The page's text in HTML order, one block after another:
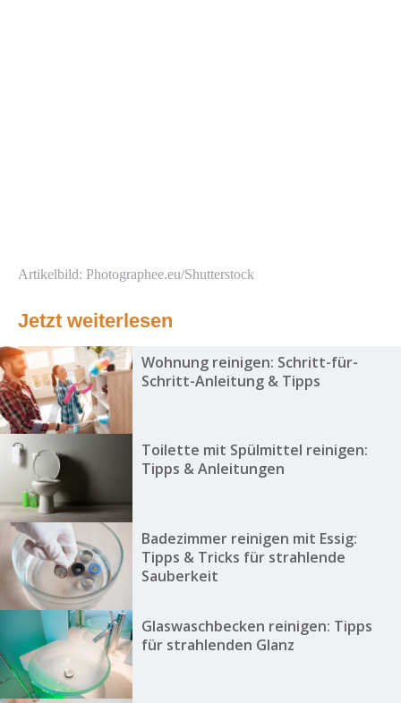
Artikelbild: Photographee.eu/Shutterstock
Jetzt weiterlesen
Wohnung reinigen: Schritt-für-
Schritt-Anleitung & Tipps
Toilette mit Spülmittel reinigen:
Tipps & Anleitungen
Badezimmer reinigen mit Essig:
Tipps & Tricks für strahlende
Sauberkeit
Glaswaschbecken reinigen: Tipps
für strahlenden Glanz